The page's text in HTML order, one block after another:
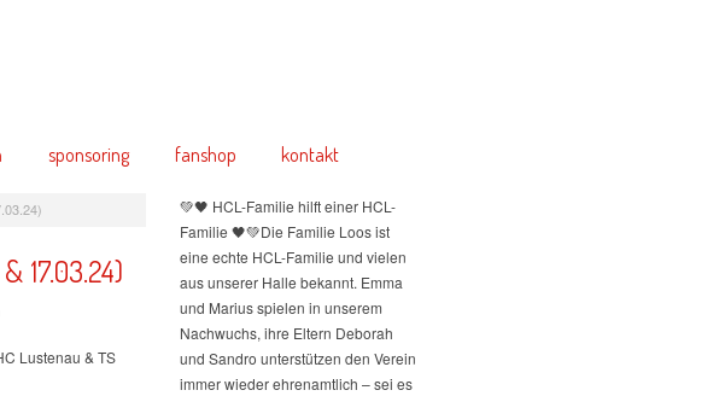
sponsoring fanshop kontakt
17.03.24)
Lustenau & TS
💚🖤 HCL-Familie hilft einer HCL-
Familie 🖤💚Die Familie Loos ist
eine echte HCL-Familie und vielen
aus unserer Halle bekannt. Emma
und Marius spielen in unserem
Nachwuchs, ihre Eltern Deborah
und Sandro unterstützen den Verein
immer wieder ehrenamtlich – sei es